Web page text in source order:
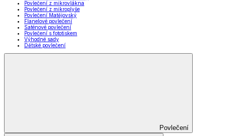
Povlečení z mikrovlákna
Povlečení z mikroplyše
Povlečení Matějovský
Flanelové povlečení
Saténové povlečení
Povlečení s fototiskem
Výhodné sady
Dětské povlečení
Povlečení